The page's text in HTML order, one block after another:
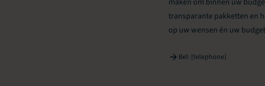
transparante pakketten en
op uw wensen én uw
Bel: [telephone]